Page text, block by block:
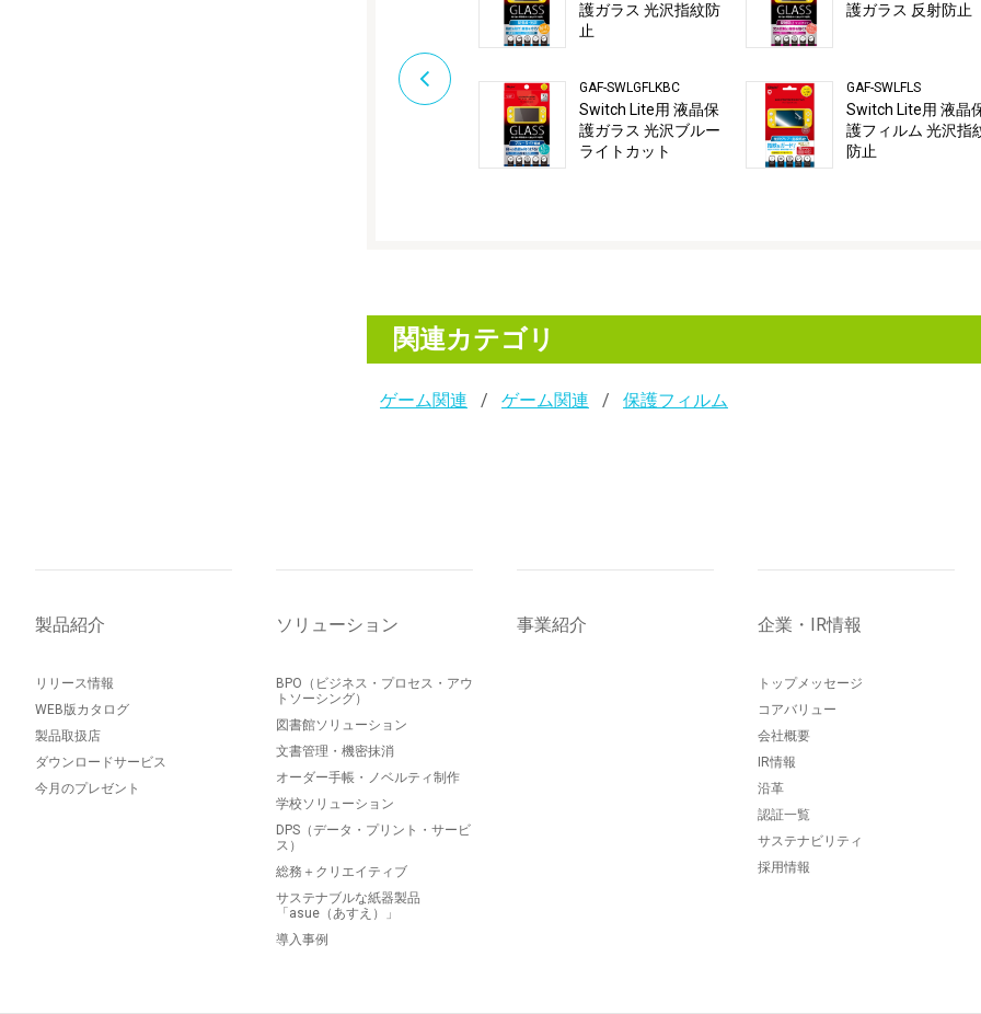
護ガラス 光沢指紋防
止
GAF-SWLGFLKBC
Switch Lite用 液晶保
護ガラス 光沢ブルー
ライトカット
護ガラス 反射防止
GAF-SWLFLS
Switch Lite用 液晶
護フィルム 光沢指
防止
関連カテゴリ
ゲーム関連 ゲーム関連 保護フィルム
製品紹介
リリース情報
WEB版カタログ
製品取扱店
ダウンロードサービス
今月のプレゼント
ソリューション
BPO（ビジネス・プロセス・アウ
トソーシング）
図書館ソリューション
文書管理・機密抹消
オーダー手帳・ノベルティ制作
学校ソリューション
DPS（データ・プリント・サービ
ス）
総務＋クリエイティブ
サステナブルな紙器製品
「asue（あすえ）」
導入事例
事業紹介 企業・IR情報
トップメッセージ
コアバリュー
会社概要
IR情報
沿革
認証一覧
サステナビリティ
採用情報